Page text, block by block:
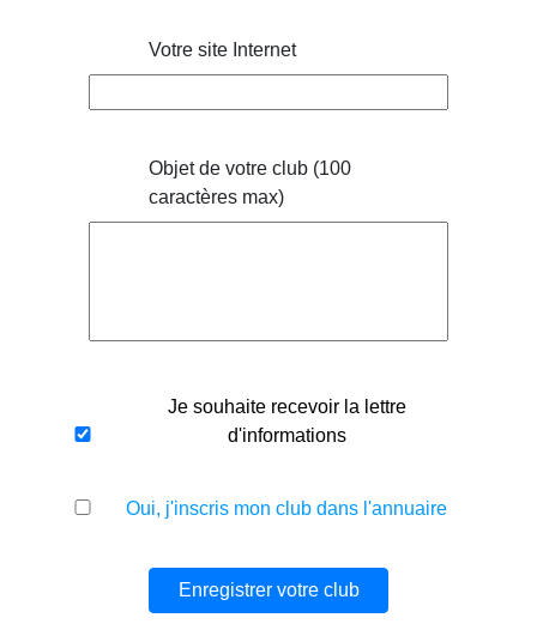
Votre site Internet
Objet de votre club (100
caractères max)
Je souhaite recevoir la lettre
d'informations
Oui, j'inscris mon club dans l'annuaire